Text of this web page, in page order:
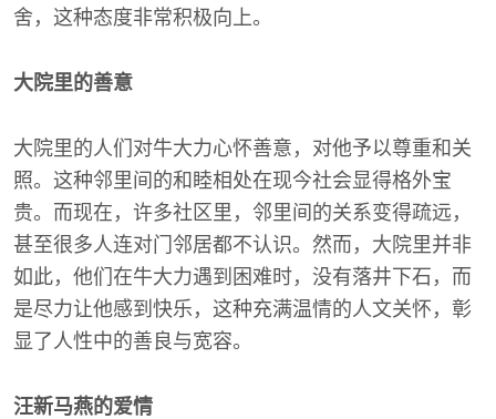
舍，这种态度非常积极向上。
大院里的善意
大院里的人们对牛大力心怀善意，对他予以尊重和关
照。这种邻里间的和睦相处在现今社会显得格外宝
贵。而现在，许多社区里，邻里间的关系变得疏远，
甚至很多人连对门邻居都不认识。然而，大院里并非
如此，他们在牛大力遇到困难时，没有落井下石，而
是尽力让他感到快乐，这种充满温情的人文关怀，彰
显了人性中的善良与宽容。
汪新马燕的爱情